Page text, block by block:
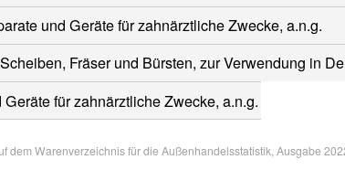
und Geräte für zahnärztliche Zwecke, a.n.g.
Fräser und Bürsten, zur Verwendung in
für zahnärztliche Zwecke, a.n.g.
dem Warenverzeichnis für die Außenhandelsstatistik, Ausgabe